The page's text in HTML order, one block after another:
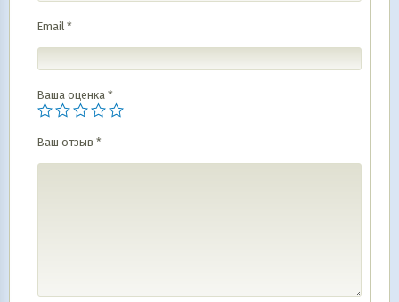
Email *
Ваша оценка *
Ваш отзыв *